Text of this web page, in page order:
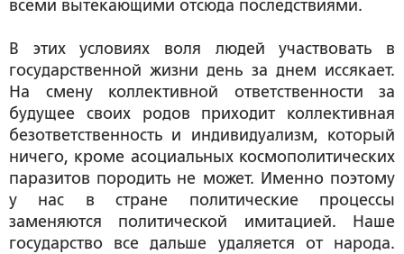
всеми вытекающими отсюда последствиями.
В этих условиях воля людей участвовать в
государственной жизни день за днем иссякает.
На смену коллективной ответственности за
будущее своих родов приходит коллективная
безответственность и индивидуализм, который
ничего, кроме асоциальных космополитических
паразитов породить не может. Именно поэтому
у нас в стране политические процессы
заменяются политической имитацией. Наше
государство все дальше удаляется от народа.